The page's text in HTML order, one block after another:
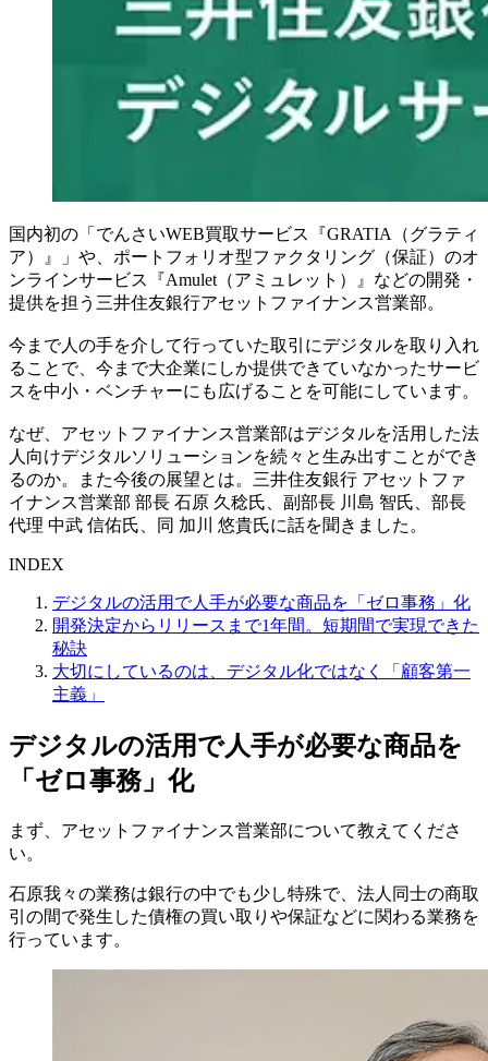
国内初の「でんさいWEB買取サービス『GRATIA（グラティ
ア）』」や、ポートフォリオ型ファクタリング（保証）のオ
ンラインサービス『Amulet（アミュレット）』などの開発・
提供を担う三井住友銀行アセットファイナンス営業部。
今まで人の手を介して行っていた取引にデジタルを取り入れ
ることで、今まで大企業にしか提供できていなかったサービ
スを中小・ベンチャーにも広げることを可能にしています。
なぜ、アセットファイナンス営業部はデジタルを活用した法
人向けデジタルソリューションを続々と生み出すことができ
るのか。また今後の展望とは。三井住友銀行 アセットファ
イナンス営業部 部長 石原 久稔氏、副部長 川島 智氏、部長
代理 中武 信佑氏、同 加川 悠貴氏に話を聞きました。
INDEX
デジタルの活用で人手が必要な商品を「ゼロ事務」化
開発決定からリリースまで1年間。短期間で実現できた
秘訣
大切にしているのは、デジタル化ではなく「顧客第一
主義」
デジタルの活用で人手が必要な商品を
「ゼロ事務」化
まず、アセットファイナンス営業部について教えてくださ
い。
石原我々の業務は銀行の中でも少し特殊で、法人同士の商取
引の間で発生した債権の買い取りや保証などに関わる業務を
行っています。